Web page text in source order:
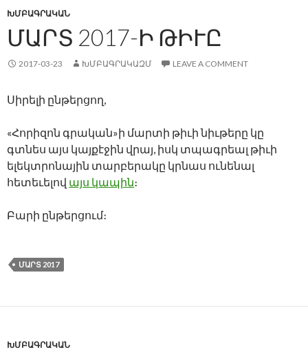
ԽՄԲԱԳՐԱԿԱՆ
ՄԱՐՏ 2017-Ի ԹԻՒԸ
2017-03-23 ԽՄԲԱԳՐԱԿԱԶՄ LEAVE A COMMENT
Սիրելի ընթերցող,
«Հորիզոն գրական»ի մարտի թիւի նիւթերը կը
գտնես այս կայքէջին վրայ, իսկ տպագրեալ թիւի
ելեկտրոնային տարբերակը կրնաս ունենալ
հետեւելով այս կապին։
Բարի ընթերցում։
ՄԱՐՏ 2017
ԽՄԲԱԳՐԱԿԱՆ